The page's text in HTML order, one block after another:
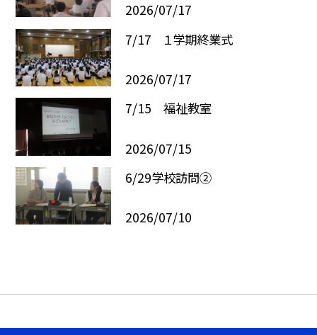
2026/07/17
7/17 １学期終業式
2026/07/17
7/15 福祉教室
2026/07/15
6/29学校訪問②
2026/07/10